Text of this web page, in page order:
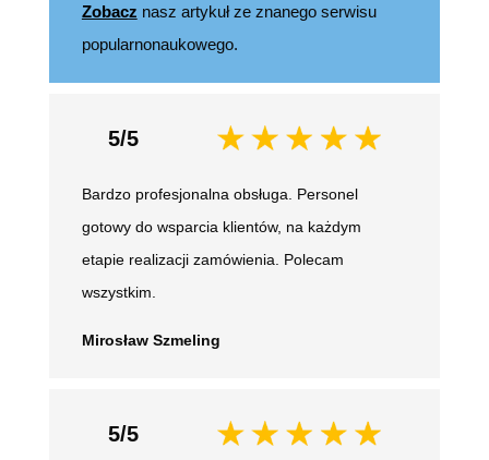
Zobacz nasz artykuł ze znanego serwisu
popularnonaukowego.
5/5
Bardzo profesjonalna obsługa. Personel
gotowy do wsparcia klientów, na każdym
etapie realizacji zamówienia. Polecam
wszystkim.
Mirosław Szmeling
5/5